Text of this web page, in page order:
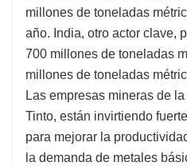
millones de toneladas
año. India, otro actor clave,
700 millones de toneladas
millones de toneladas
Las empresas mineras de
Tinto, están invirtiendo
para mejorar la
la demanda de metales